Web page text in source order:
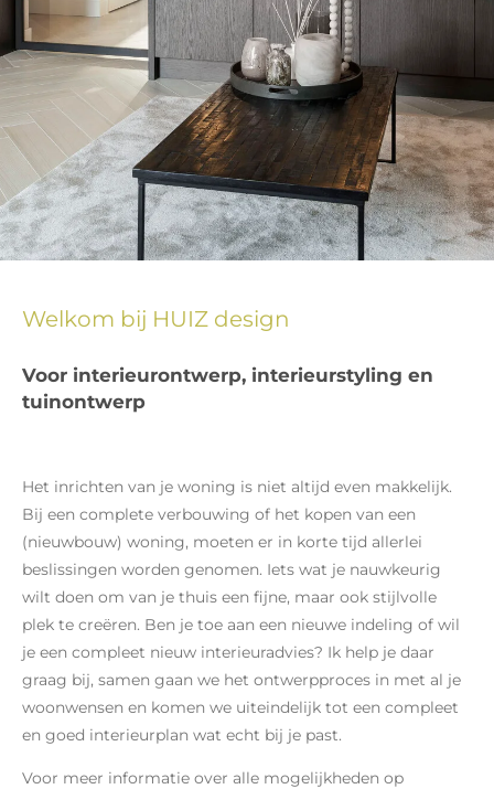
Welkom bij HUIZ design
Voor interieurontwerp, interieurstyling en
tuinontwerp
Het inrichten van je woning is niet altijd even makkelijk.
Bij een complete verbouwing of het kopen van een
(nieuwbouw) woning, moeten er in korte tijd allerlei
beslissingen worden genomen. Iets wat je nauwkeurig
wilt doen om van je thuis een fijne, maar ook stijlvolle
plek te creëren. Ben je toe aan een nieuwe indeling of wil
je een compleet nieuw interieuradvies? Ik help je daar
graag bij, samen gaan we het ontwerpproces in met al je
woonwensen en komen we uiteindelijk tot een compleet
en goed interieurplan wat echt bij je past.
Voor meer informatie over alle mogelijkheden op